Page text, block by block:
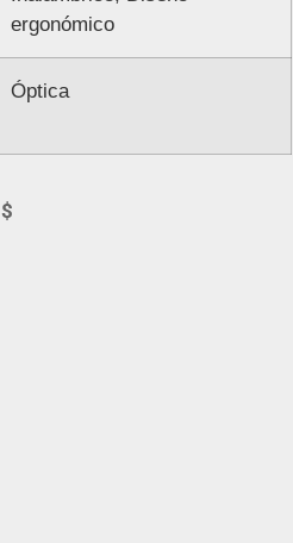
ergonómico
Óptica
$